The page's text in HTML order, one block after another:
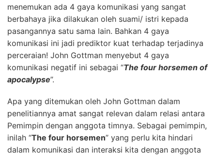
menemukan ada 4 gaya komunikasi yang sangat
berbahaya jika dilakukan oleh suami/ istri kepada
pasangannya satu sama lain. Bahkan 4 gaya
komunikasi ini jadi prediktor kuat terhadap terjadinya
perceraian! John Gottman menyebut 4 gaya
komunikasi negatif ini sebagai “The four horsemen of
apocalypse”.
Apa yang ditemukan oleh John Gottman dalam
penelitiannya amat sangat relevan dalam relasi antara
Pemimpin dengan anggota timnya. Sebagai pemimpin,
inilah “The four horsemen” yang perlu kita hindari
dalam komunikasi dan interaksi kita dengan anggota